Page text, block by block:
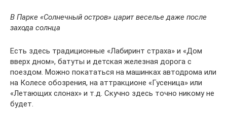
В Парке «Солнечный остров» царит веселье даже после
захода солнца
Есть здесь традиционные «Лабиринт страха» и «Дом
вверх дном», батуты и детская железная дорога с
поездом. Можно покататься на машинках автодрома или
на Колесе обозрения, на аттракционе «Гусеница» или
«Летающих слонах» и т.д. Скучно здесь точно никому не
будет.